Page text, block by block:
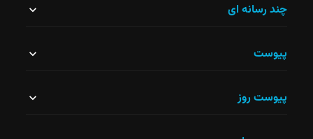
نباید
چند رسانه ای
پیوست
پیوست روز